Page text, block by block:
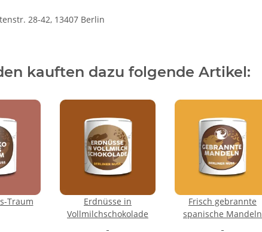
28-42, 13407 Berlin
kauften dazu folgende Artikel:
Traum
Erdnüsse in
Vollmilchschokolade
Frisch gebrannte
spanische Mandeln